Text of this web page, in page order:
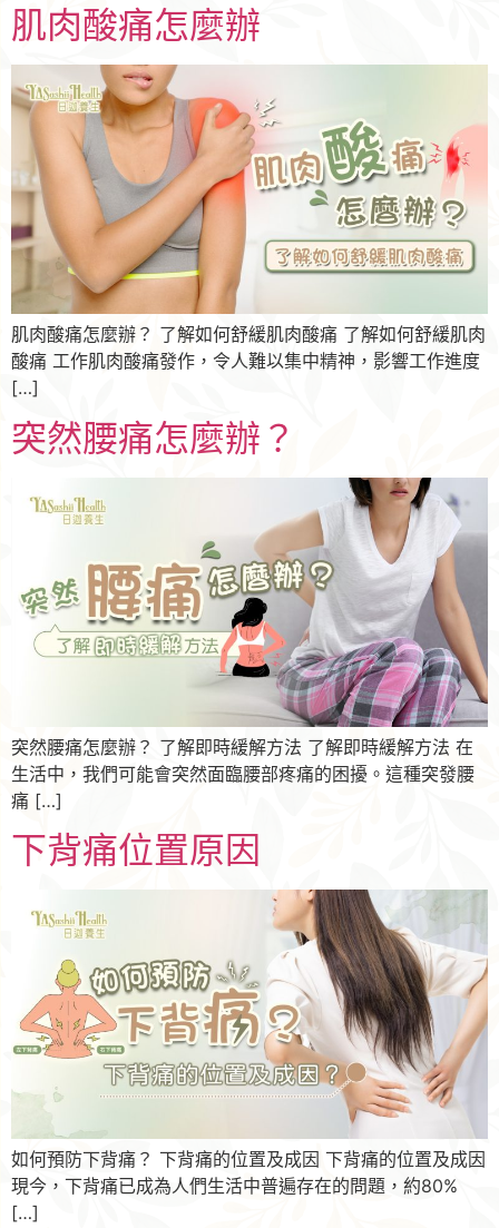
肌肉酸痛怎麼辦
肌肉酸痛怎麼辦？ 了解如何舒緩肌肉酸痛 了解如何舒緩肌肉
酸痛 工作肌肉酸痛發作，令人難以集中精神，影響工作進度
[…]
突然腰痛怎麼辦？
突然腰痛怎麼辦？ 了解即時緩解方法 了解即時緩解方法 在
生活中，我們可能會突然面臨腰部疼痛的困擾。這種突發腰
痛 […]
下背痛位置原因
如何預防下背痛？ 下背痛的位置及成因 下背痛的位置及成因
現今，下背痛已成為人們生活中普遍存在的問題，約80%
[…]